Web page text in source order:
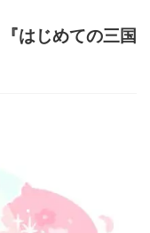
はじめての三国